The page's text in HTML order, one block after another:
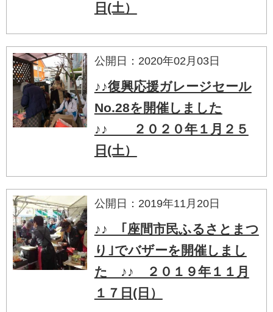
日(土）
公開日：2020年02月03日
♪♪復興応援ガレージセール
No.28を開催しました
♪♪ ２０２０年１月２５
日(土）
公開日：2019年11月20日
♪♪ ｢座間市民ふるさとまつ
り｣でバザーを開催しまし
た ♪♪ ２０１９年１１月
１７日(日）